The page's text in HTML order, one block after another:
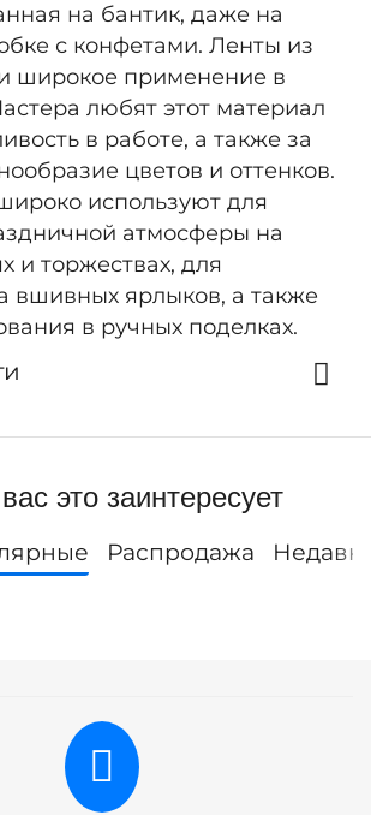
на бантик, даже на
с конфетами. Ленты из
широкое применение в
любят этот материал
в работе, а также за
цветов и оттенков.
используют для
атмосферы на
и торжествах, для
вшивных ярлыков, а также
в ручных поделках.
это заинтересует
Распродажа